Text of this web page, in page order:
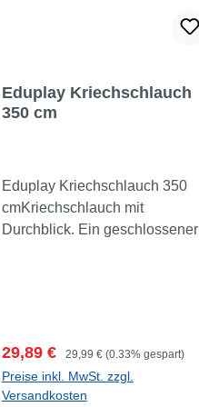
Eduplay Kriechschlauch
350 cm
Eduplay Kriechschlauch 350
cmKriechschlauch mit
Durchblick. Ein geschlossener
leichten Krabbeln und die
Oberseite ist durch das
Netzgewebe durchsichtig, so
Verkaufspreis:
29,89 € Regulärer Preis:
29,99 € (0.33% gespart)
Preise inkl. MwSt. zzgl.
Versandkosten